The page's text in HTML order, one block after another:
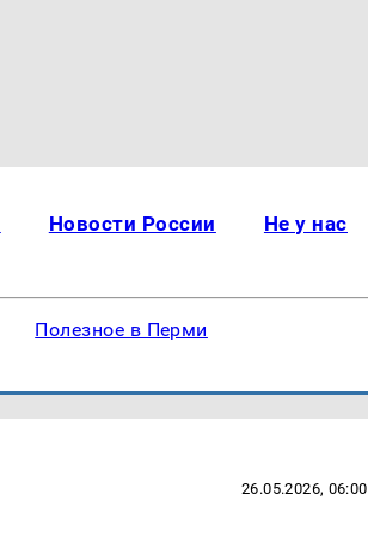
Новости России Не у нас
Полезное в Перми
26.05.2026, 06:00